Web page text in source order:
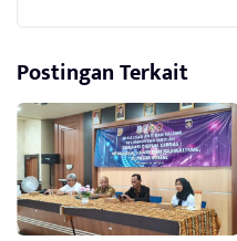
Postingan Terkait